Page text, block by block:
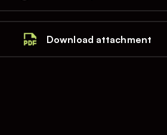
Download attachment